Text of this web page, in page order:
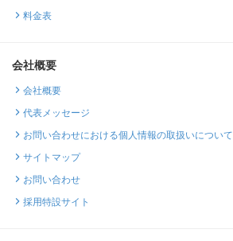
料金表
会社概要
会社概要
代表メッセージ
お問い合わせにおける個人情報の取扱いについて
サイトマップ
お問い合わせ
採用特設サイト